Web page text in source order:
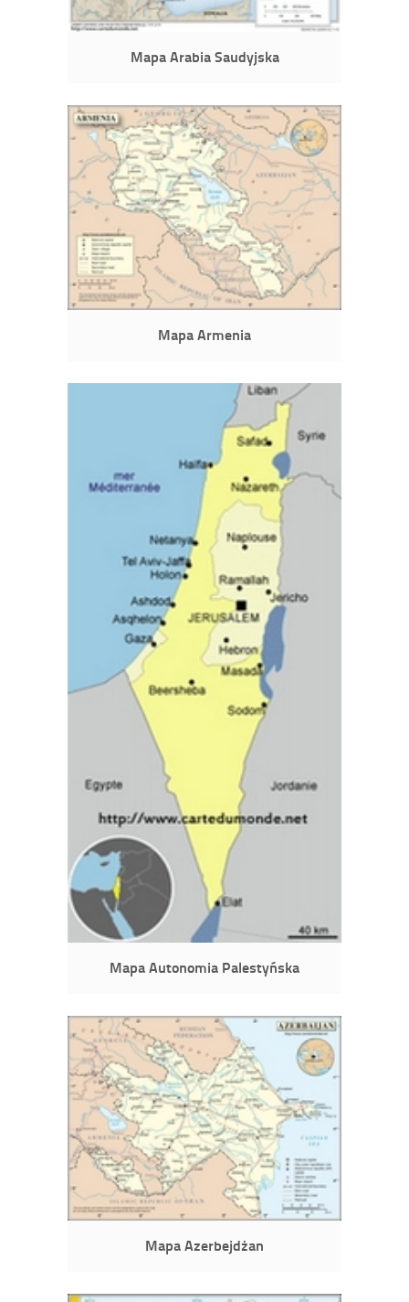
Mapa Arabia Saudyjska
Mapa Armenia
Mapa Autonomia Palestyńska
Mapa Azerbejdżan